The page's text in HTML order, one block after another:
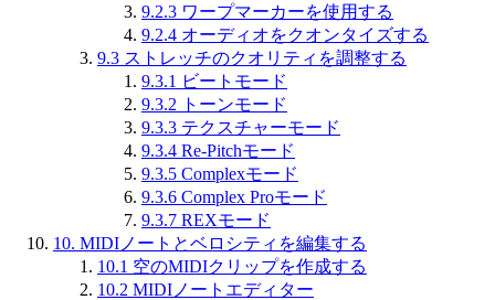
9.2.3 ワープマーカーを使用する
9.2.4 オーディオをクオンタイズする
9.3 ストレッチのクオリティを調整する
9.3.1 ビートモード
9.3.2 トーンモード
9.3.3 テクスチャーモード
9.3.4 Re-Pitchモード
9.3.5 Complexモード
9.3.6 Complex Proモード
9.3.7 REXモード
10. MIDIノートとベロシティを編集する
10.1 空のMIDIクリップを作成する
10.2 MIDIノートエディター